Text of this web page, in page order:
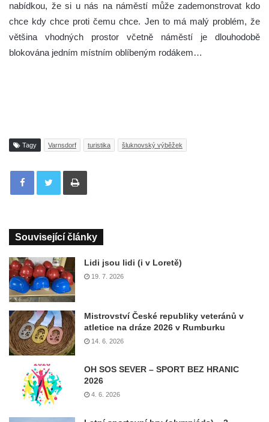
nabídkou, že si u nás na náměstí může zademonstrovat kdo
chce kdy chce proti čemu chce. Jen to má malý problém, že
většina vhodných prostor včetně náměstí je dlouhodobě
blokována jedním místním oblíbeným rodákem…
Tagy Varnsdorf turistika šluknovský výběžek
Tisknout
Související články
Lidi jsou lidi (i v Loretě)
19. 7. 2026
Mistrovství České republiky veteránů v
atletice na dráze 2026 v Rumburku
14. 6. 2026
OH SOS SEVER – SPORT BEZ HRANIC
2026
4. 6. 2026